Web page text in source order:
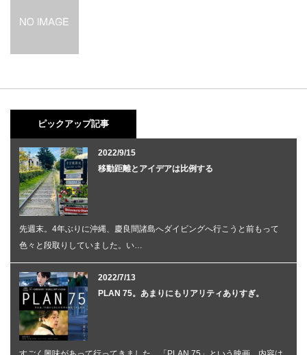
ピックアップ記事
2022/9/15
移動距離とアイデアは比例する
先週末。4年ぶりに沖縄、慶良間諸島へダイビングへ行こうと前もって
色々と段取りしていました。い…
2022/7/13
PLAN 75。あまりにもリアリティありすぎ。